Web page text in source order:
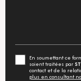
En soumettant ce
soient traitées par
contact et de la
plus en consultant